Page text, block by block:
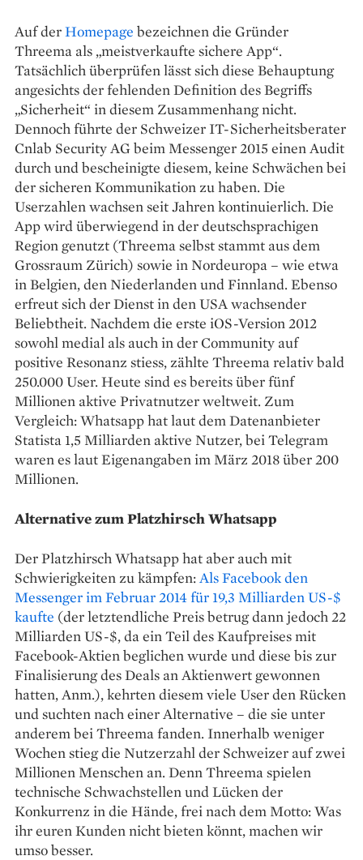
Auf derHomepage bezeichnen die Gründer
Threema als „meistverkaufte sichere App“.
Tatsächlich überprüfen lässt sich diese Behauptung
angesichts der fehlenden Definition des Begriffs
„Sicherheit“ in diesem Zusammenhang nicht.
Dennoch führte der Schweizer IT-Sicherheitsberater
Cnlab Security AG beim Messenger 2015 einen Audit
durch und bescheinigte diesem, keine Schwächen bei
der sicheren Kommunikation zu haben. Die
Userzahlen wachsen seit Jahren kontinuierlich. Die
App wird überwiegend in der deutschsprachigen
Region genutzt (Threema selbst stammt aus dem
Grossraum Zürich) sowie in Nordeuropa – wie etwa
in Belgien, den Niederlanden und Finnland. Ebenso
erfreut sich der Dienst in den USA wachsender
Beliebtheit. Nachdem die erste iOS-Version 2012
sowohl medial als auch in der Community auf
positive Resonanz stiess, zählte Threema relativ bald
250.000 User. Heute sind es bereits über fünf
Millionen aktive Privatnutzer weltweit. Zum
Vergleich: Whatsapp hat laut dem Datenanbieter
Statista 1,5 Milliarden aktive Nutzer, bei Telegram
waren es laut Eigenangaben im März 2018 über 200
Millionen.
Alternative zum Platzhirsch Whatsapp
Der Platzhirsch Whatsapp hat aber auch mit
Schwierigkeiten zu kämpfen:Als Facebook den
Messenger im Februar 2014 für 19,3 Milliarden US-$
kaufte (der letztendliche Preis betrug dann jedoch 22
Milliarden US-$, da ein Teil des Kaufpreises mit
Facebook-Aktien beglichen wurde und diese bis zur
Finalisierung des Deals an Aktienwert gewonnen
hatten, Anm.), kehrten diesem viele User den Rücken
und suchten nach einer Alternative – die sie unter
anderem bei Threema fanden. Innerhalb weniger
Wochen stieg die Nutzerzahl der Schweizer auf zwei
Millionen Menschen an. Denn Threema spielen
technische Schwachstellen und Lücken der
Konkurrenz in die Hände, frei nach dem Motto: Was
ihr euren Kunden nicht bieten könnt, machen wir
umso besser.